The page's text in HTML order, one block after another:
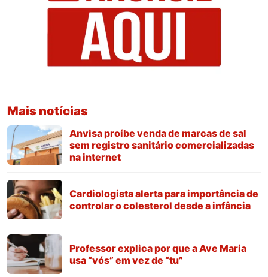
Mais notícias
Anvisa proíbe venda de marcas de sal
sem registro sanitário comercializadas
na internet
Cardiologista alerta para importância de
controlar o colesterol desde a infância
Professor explica por que a Ave Maria
usa “vós” em vez de “tu”